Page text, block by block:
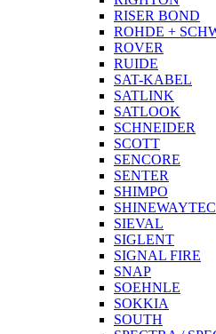
RISER BOND
ROHDE +
ROVER
RUIDE
SAT-KABEL
SATLINK
SATLOOK
SCHNEIDER
SCOTT
SENCORE
SENTER
SHIMPO
SIEVAL
SIGLENT
SIGNAL FIRE
SNAP
SOEHNLE
SOKKIA
SOUTH